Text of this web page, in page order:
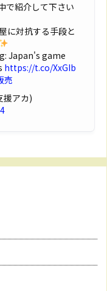
で紹介して下さい
に対抗する手段と
Japan's game
https://t.co/XxGIb
売
援アカ)